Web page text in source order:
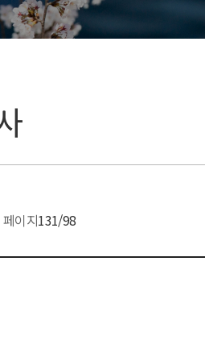
페이지131/98